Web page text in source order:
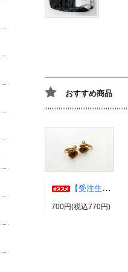
おすすめ商品
【受注生産】伊弉冉一二三イヤリング・ピアス ヒプノシスマイク風 ひふみ ヒプマイ
700円(税込770円)